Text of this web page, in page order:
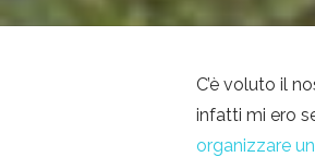
C’è voluto il
infatti mi ero
organizzare